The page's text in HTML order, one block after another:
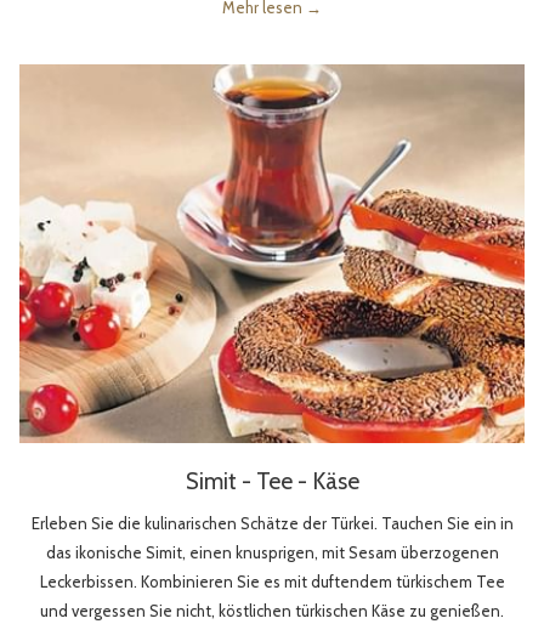
Mehr lesen
Simit - Tee - Käse
Erleben Sie die kulinarischen Schätze der Türkei. Tauchen Sie ein in
das ikonische Simit, einen knusprigen, mit Sesam überzogenen
Leckerbissen. Kombinieren Sie es mit duftendem türkischem Tee
und vergessen Sie nicht, köstlichen türkischen Käse zu genießen.